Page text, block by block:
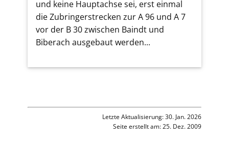
und keine Hauptachse sei, erst einmal
die Zubringerstrecken zur A 96 und A 7
vor der B 30 zwischen Baindt und
Biberach ausgebaut werden...
Letzte Aktualisierung: 30. Jan. 2026
Seite erstellt am: 25. Dez. 2009